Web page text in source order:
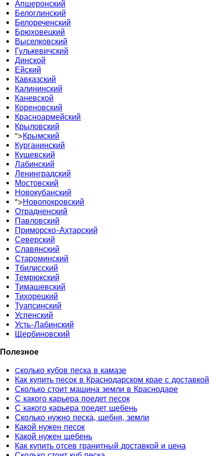
Апшеронский
Белоглинский
Белореченский
Брюховецкий
Выселковский
Гулькевичский
Динской
Ейский
Кавказский
Калининский
Каневской
Кореновский
Красноармейский
Крыловский
">Крымский
Курганинский
Кущевский
Лабинский
Ленинградский
Мостовский
Новокубанский
">Новопокровский
Отрадненский
Павловский
Приморско-Ахтарский
Северский
Славянский
Староминский
Тбилисский
Темрюкский
Тимашевский
Тихорецкий
Туапсинский
Успенский
Усть-Лабинский
Щербиновский
Полезное
Cколько кубов песка в камазе
Как купить песок в Краснодарском крае с доставкой
Сколько стоит машина земли в Краснодаре
С какого карьера поедет песок
С какого карьера поедет щебень
Сколько нужно песка, щебня, земли
Какой нужен песок
Какой нужен щебень
Как купить отсев гранитный доставкой и цена